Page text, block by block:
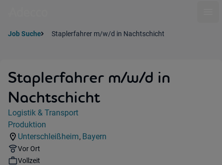
Job Suche Staplerfahrer m/w/d in Nachtschicht
Staplerfahrer m/w/d in
Nachtschicht
Jobdetails
Kategorie:
Logistik & Transport
Industry:
Produktion
Standorte:
Unterschleißheim,
Region:
Bayern
Remote Option:
Vor Ort
Workhours:
Vollzeit